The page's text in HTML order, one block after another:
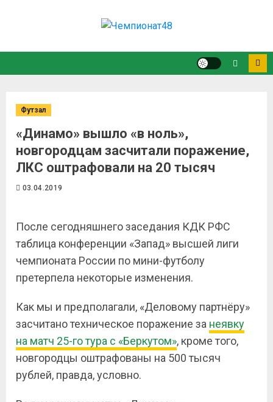
Футзал
«Динамо» вышло «в ноль»,
новгородцам засчитали поражение,
ЛКС оштрафовали на 20 тысяч
03.04.2019
После сегодняшнего заседания КДК РФС
таблица конференции «Запад» высшей лиги
чемпионата России по мини-футболу
претерпела некоторые изменения.
Как мы и предполагали, «Деловому партнёру»
засчитано техническое поражение за неявку
на матч 25-го тура с «Беркутом», кроме того,
новгородцы оштрафованы на 500 тысяч
рублей, правда, условно.